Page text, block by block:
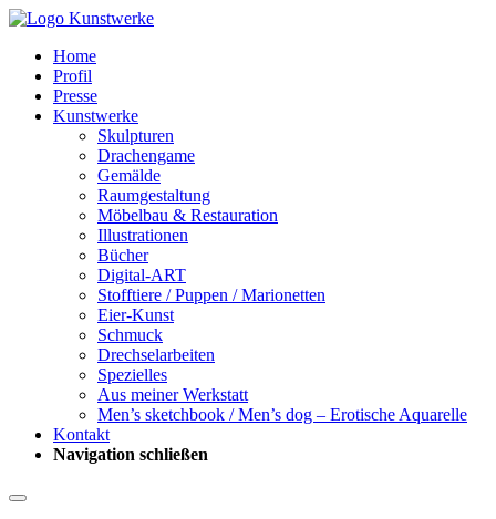
Home
Profil
Presse
Kunstwerke
Skulpturen
Drachengame
Gemälde
Raumgestaltung
Möbelbau & Restauration
Illustrationen
Bücher
Digital-ART
Stofftiere / Puppen / Marionetten
Eier-Kunst
Schmuck
Drechselarbeiten
Spezielles
Aus meiner Werkstatt
Men’s sketchbook / Men’s dog – Erotische Aquarelle
Kontakt
Navigation schließen